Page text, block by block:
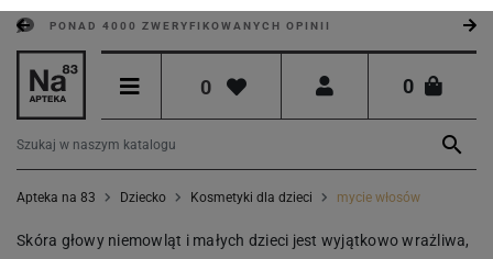
PONAD 4000 ZWERYFIKOWANYCH OPINII
0 0

Apteka na 83 Dziecko Kosmetyki dla dzieci mycie włosów
Skóra głowy niemowląt i małych dzieci jest wyjątkowo wrażliwa,